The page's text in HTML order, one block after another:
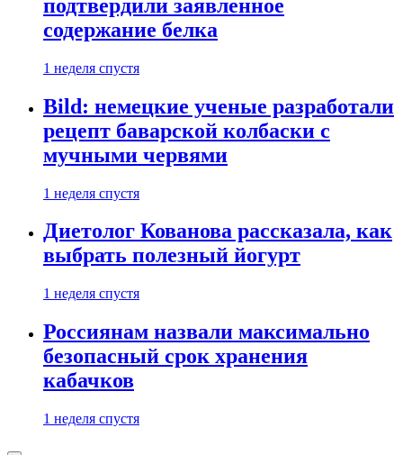
подтвердили заявленное
содержание белка
1 неделя спустя
Bild: немецкие ученые разработали
рецепт баварской колбаски с
мучными червями
1 неделя спустя
Диетолог Кованова рассказала, как
выбрать полезный йогурт
1 неделя спустя
Россиянам назвали максимально
безопасный срок хранения
кабачков
1 неделя спустя